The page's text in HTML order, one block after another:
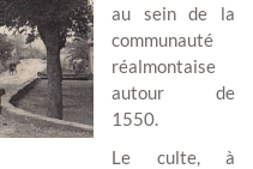
au sein de la
communauté
réalmontaise
autour de
1550.
Le culte, à